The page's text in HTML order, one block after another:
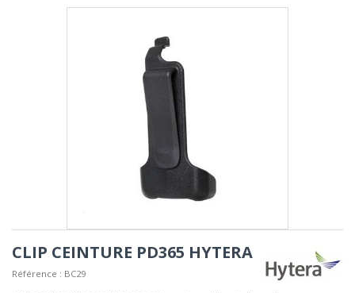
CLIP CEINTURE PD365 HYTERA
Référence : BC29